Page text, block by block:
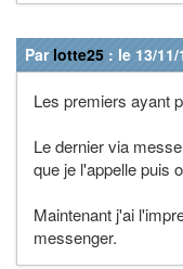
Par lotte25 : le 13/
Les premiers ayant
Le dernier via
que je l'appelle puis
Maintenant j'ai
messenger.